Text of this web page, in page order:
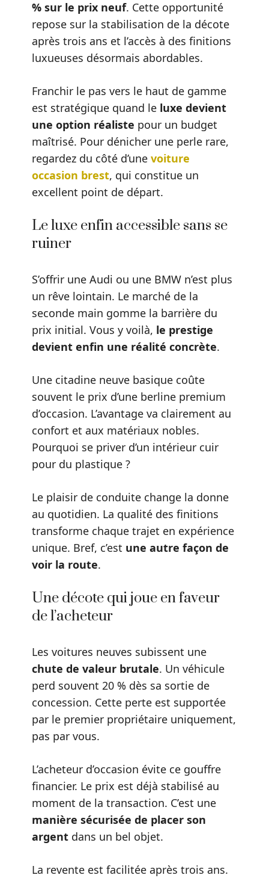
% sur le prix neuf. Cette opportunité
repose sur la stabilisation de la décote
après trois ans et l’accès à des finitions
luxueuses désormais abordables.
Franchir le pas vers le haut de gamme
est stratégique quand le luxe devient
une option réaliste pour un budget
maîtrisé. Pour dénicher une perle rare,
regardez du côté d’une voiture
occasion brest, qui constitue un
excellent point de départ.
Le luxe enfin accessible sans se
ruiner
S’offrir une Audi ou une BMW n’est plus
un rêve lointain. Le marché de la
seconde main gomme la barrière du
prix initial. Vous y voilà, le prestige
devient enfin une réalité concrète.
Une citadine neuve basique coûte
souvent le prix d’une berline premium
d’occasion. L’avantage va clairement au
confort et aux matériaux nobles.
Pourquoi se priver d’un intérieur cuir
pour du plastique ?
Le plaisir de conduite change la donne
au quotidien. La qualité des finitions
transforme chaque trajet en expérience
unique. Bref, c’est une autre façon de
voir la route.
Une décote qui joue en faveur
de l’acheteur
Les voitures neuves subissent une
chute de valeur brutale. Un véhicule
perd souvent 20 % dès sa sortie de
concession. Cette perte est supportée
par le premier propriétaire uniquement,
pas par vous.
L’acheteur d’occasion évite ce gouffre
financier. Le prix est déjà stabilisé au
moment de la transaction. C’est une
manière sécurisée de placer son
argentdans un bel objet.
La revente est facilitée après trois ans.